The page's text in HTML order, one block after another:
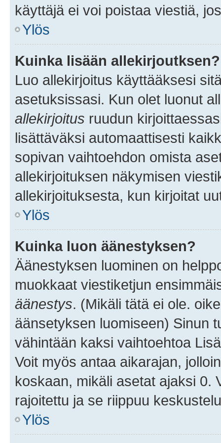
käyttäjä ei voi poistaa viestiä,
Ylös
Kuinka lisään allekirjoutksen?
Luo allekirjoitus käyttääksesi
asetuksissasi. Kun olet luonut
allekirjoitus ruudun
lisättäväksi automaattisesti
sopivan vaihtoehdon omista
allekirjoituksen näkymisen
allekirjoituksesta, kun kirjoitat
Ylös
Kuinka luon äänestyksen?
Äänestyksen luominen on
muokkaat viestiketjun
äänestys. (Mikäli tätä ei ole.
äänsetyksen luomiseen) Sinun
vähintään kaksi vaihtoehtoa
Voit myös antaa aikarajan,
koskaan, mikäli asetat ajaksi 0.
rajoitettu ja se riippuu
Ylös